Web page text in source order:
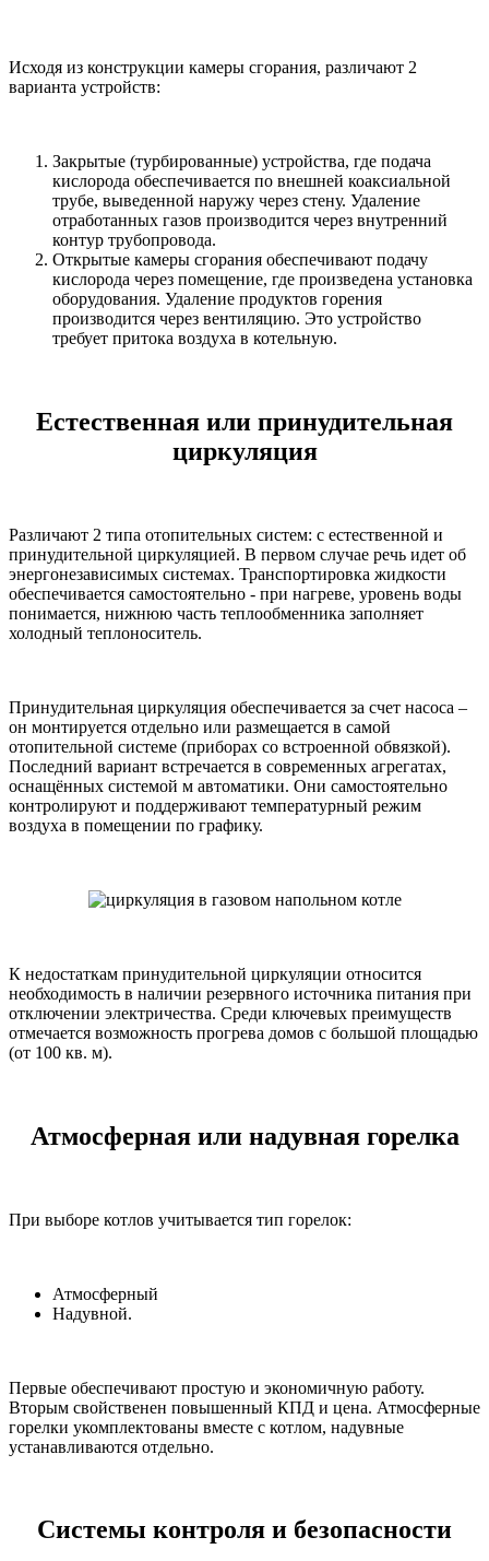
Исходя из конструкции камеры сгорания, различают 2
варианта устройств:
Закрытые (турбированные) устройства, где подача
кислорода обеспечивается по внешней коаксиальной
трубе, выведенной наружу через стену. Удаление
отработанных газов производится через внутренний
контур трубопровода.
Открытые камеры сгорания обеспечивают подачу
кислорода через помещение, где произведена установка
оборудования. Удаление продуктов горения
производится через вентиляцию. Это устройство
требует притока воздуха в котельную.
Естественная или принудительная
циркуляция
Различают 2 типа отопительных систем: с естественной и
принудительной циркуляцией. В первом случае речь идет об
энергонезависимых системах. Транспортировка жидкости
обеспечивается самостоятельно - при нагреве, уровень воды
понимается, нижнюю часть теплообменника заполняет
холодный теплоноситель.
Принудительная циркуляция обеспечивается за счет насоса –
он монтируется отдельно или размещается в самой
отопительной системе (приборах со встроенной обвязкой).
Последний вариант встречается в современных агрегатах,
оснащённых системой м автоматики. Они самостоятельно
контролируют и поддерживают температурный режим
воздуха в помещении по графику.
К недостаткам принудительной циркуляции относится
необходимость в наличии резервного источника питания при
отключении электричества. Среди ключевых преимуществ
отмечается возможность прогрева домов с большой площадью
(от 100 кв. м).
Атмосферная или надувная горелка
При выборе котлов учитывается тип горелок:
Атмосферный
Надувной.
Первые обеспечивают простую и экономичную работу.
Вторым свойственен повышенный КПД и цена. Атмосферные
горелки укомплектованы вместе с котлом, надувные
устанавливаются отдельно.
Системы контроля и безопасности